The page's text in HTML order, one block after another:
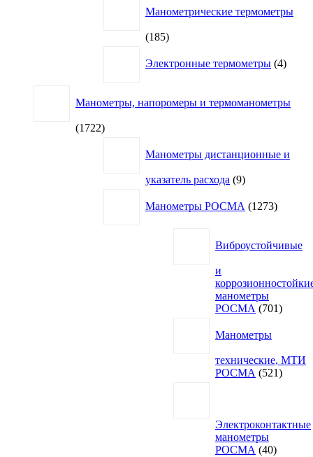
Манометрические термометры
185185
Электронные термометры 4товара
Манометры, напоромеры и термоманометры
17221722
Манометры дистанционные и
указатель расхода 99
Манометры РОСМА
1273товара
Виброустойчивые
и
манометры
РОСМА
701701
Манометры
технические, МТИ
РОСМА
521521
Электроконтактные
манометры
РОСМА
4040